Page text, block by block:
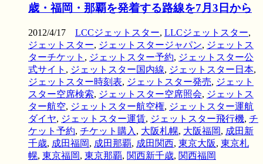
歳・福岡・那覇を発着する路線を7月3日から
2012/4/17 LCCジェットスター, LLCジェットスター,
ジェットスター, ジェットスタージャパン, ジェットス
ターチケット , ジェットスター予約, ジェットスター公
式サイト , ジェットスター国内線, ジェットスター日本,
ジェットスター時刻表, ジェットスター発売, ジェット
スター空席検索, ジェットスター空席照会, ジェットス
ター航空, ジェットスター航空権, ジェットスター運航
ダイヤ, ジェットスター運賃, ジェットスター飛行機, チ
ケット予約, チケット購入 , 大阪札幌, 大阪福岡, 成田新
千歳, 成田福岡, 成田那覇, 成田関西, 東京大阪, 東京札
幌, 東京福岡, 東京那覇, 関西新千歳, 関西福岡